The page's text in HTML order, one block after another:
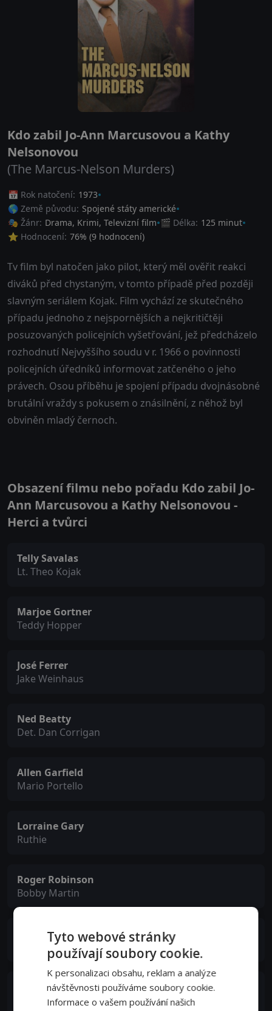
Kdo zabil Jo-Ann Marcusovou a Kathy
Nelsonovou
(The Marcus-Nelson Murders)
📅 Rok natočení: 1973
🌎 Země původu: Spojené státy americké
🎭 Žánr: Drama, Krimi, Televizní film 🎬 Délka: 125 minut
⭐ Hodnocení: 76% (9 hodnocení)
Tv film byl natočen jako pilot, který měl ověřit reakci
diváků před chystaným, v tomto případě před později
slavným seriálem Kojak. Film vychází ze skutečného
případu jednoho z nejspornějších a nejkritičtěji
posuzovaných policejních vyšetřování, jež předcházelo
rozhodnutí Nejvyššího soudu v r. 1966 o povinnosti
policejních úředníků informovat zatčeného o jeho
právech. Osou příběhu je spojení případu dvojnásobné
brutální vraždy s pokusem o znásilnění, z něhož byl
obviněn mladý černoch.
Obsazení filmu nebo pořadu Kdo zabil Jo-
Ann Marcusovou a Kathy Nelsonovou -
Herci a tvůrci
Telly Savalas
Lt. Theo Kojak
Marjoe Gortner
Teddy Hopper
José Ferrer
Jake Weinhaus
Ned Beatty
Det. Dan Corrigan
Allen Garfield
Mario Portello
Lorraine Gary
Ruthie
Roger Robinson
Bobby Martin
Harriet Karr
Gene Woodbury
Lewis Humes
Tyto webové stránky
používají soubory cookie.
K personalizaci obsahu, reklam a analýze
návštěvnosti používáme soubory cookie.
Informace o vašem používání našich